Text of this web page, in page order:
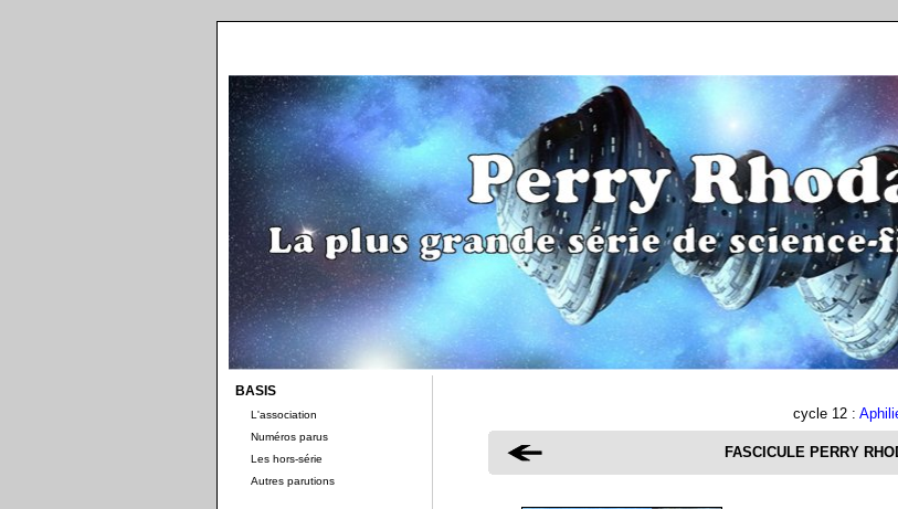
BASIS
L'association
Numéros parus
Les hors-série
Autres parutions
cycle 12 :
FASCICULE PERRY